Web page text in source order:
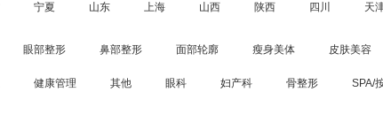
宁夏 山东 上海 山西 陕西 四川 天
眼部整形 鼻部整形 面部轮廓 瘦身美体 皮肤美容
健康管理 其他 眼科 妇产科 骨整形 SPA/